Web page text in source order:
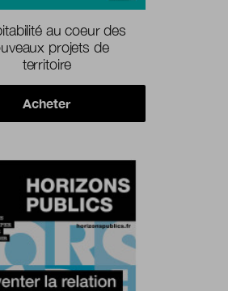
au coeur des
projets de
territoire
Acheter